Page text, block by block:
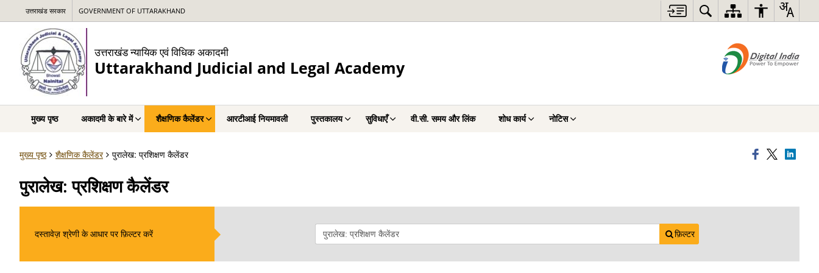
उत्तराखंड सरकार GOVERNMENT OF UTTARAKHAND
उत्तराखंड न्यायिक एवं विधिक अकादमी
Uttarakhand Judicial and Legal Academy
मुख्य पृष्ठ अकादमी के बारे में शैक्षणिक कैलेंडर आरटीआई नियमावली पुस्तकालय सुविधाएँ वी.सी. समय और लिंक शोध कार्य नोटिस
मुख्य पृष्ठ शैक्षणिक कैलेंडर पुरालेख: प्रशिक्षण कैलेंडर
पुरालेख: प्रशिक्षण कैलेंडर
दस्तावेज़ श्रेणी के आधार पर फ़िल्टर करें फ़िल्टर